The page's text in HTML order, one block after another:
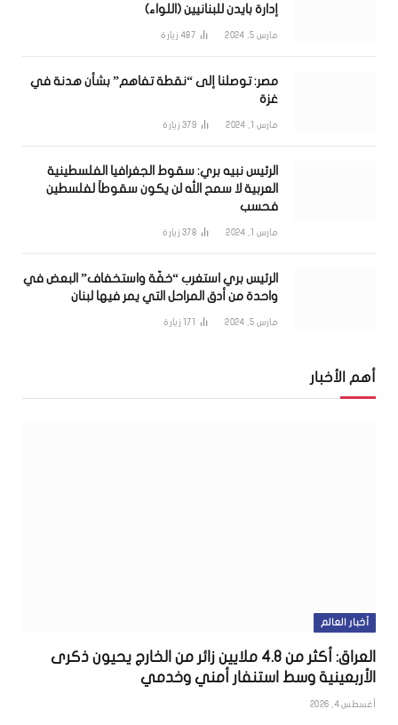
إدارة بايدن للبنانيين (اللواء)
مارس 5, 2024 487 زيارة
مصر: توصلنا إلى “نقطة تفاهم” بشأن هدنة في
غزة
مارس 1, 2024 379 زيارة
الرئيس نبيه بري: سقوط الجغرافيا الفلسطينية
العربية لا سمح الله لن يكون سقوطاً لفلسطين
فحسب
مارس 1, 2024 378 زيارة
الرئيس بري استغرب “خفّة واستخفاف” البعض في
واحدة من أدق المراحل التي يمر فيها لبنان
مارس 5, 2024 171 زيارة
أهم الأخبار
أخبار العالم
العراق: أكثر من 4.8 ملايين زائر من الخارج يحيون ذكرى
الأربعينية وسط استنفار أمني وخدمي
أغسطس 4, 2026